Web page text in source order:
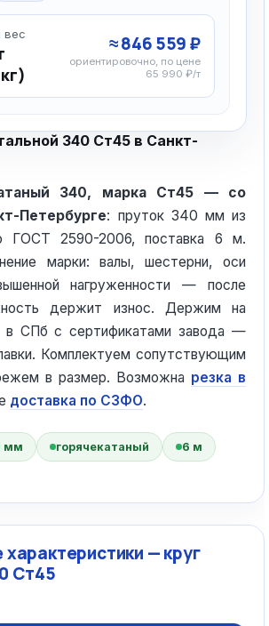
вес ≈ 846 559 ₽
ориентировочно, по цене
65 990 ₽/т
340 Ст45 в Санкт-
340, марка Ст45 — со
Петербурге: пруток 340 мм из
ГОСТ 2590-2006, поставка 6 м.
марки: валы, шестерни, оси
нагруженности — после
держит износ. Держим на
в СПб с сертификатами завода —
Комплектуем сопутствующим
в размер. Возможна резка в
доставка по СЗФО.
мм горячекатаный 6 м
характеристики — круг
Ст45